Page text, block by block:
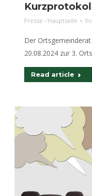
Presse - Hauptseite
Der
20.08.2024 zur 3.
Read article